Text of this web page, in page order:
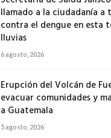
llamado a la ciudadanía a
contra el dengue en esta
lluvias
6 agosto, 2026
Erupción del Volcán de
evacuar comunidades y
a Guatemala
5 agosto, 2026